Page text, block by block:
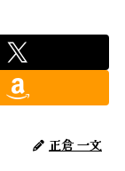
正倉 一文